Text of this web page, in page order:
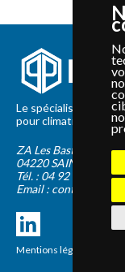
Le spécialiste depuis
pour climatisation et
ZA Les Bastides
04220 SAINTE-TULLE
Tél. : 04 92 75 89 55
Email :
Mentions légales